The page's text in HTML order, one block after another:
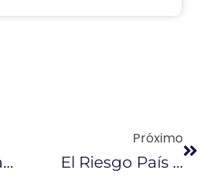
Tareas De Mantenimiento Paralizarán La Refinería De Esmeraldas Por 54 Días
Próximo
El Riesgo País Llega A 594 Puntos, 232 Menos Que En Diciembre